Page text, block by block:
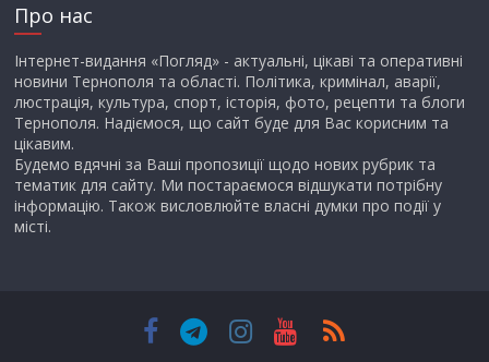
Про нас
Інтернет-видання «Погляд» - актуальні, цікаві та оперативні
новини Тернополя та області. Політика, кримінал, аварії,
люстрація, культура, спорт, історія, фото, рецепти та блоги
Тернополя. Надіємося, що сайт буде для Вас корисним та
цікавим.
Будемо вдячні за Ваші пропозиції щодо нових рубрик та
тематик для сайту. Ми постараємося відшукати потрібну
інформацію. Також висловлюйте власні думки про події у
місті.